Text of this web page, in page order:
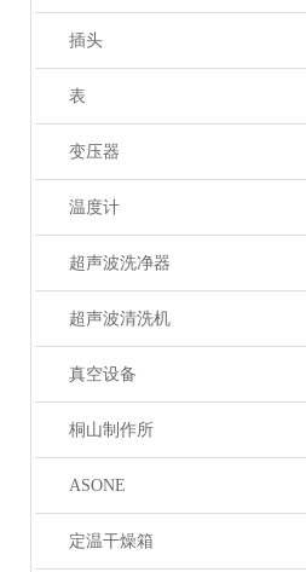
插头
表
变压器
温度计
超声波洗净器
超声波清洗机
真空设备
桐山制作所
ASONE
定温干燥箱